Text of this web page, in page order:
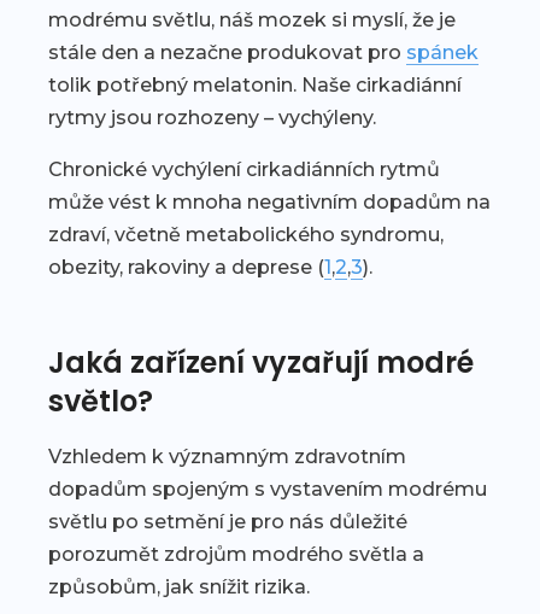
modrému světlu, náš mozek si myslí, že je
stále den a nezačne produkovat pro spánek
tolik potřebný melatonin. Naše cirkadiánní
rytmy jsou rozhozeny – vychýleny.
Chronické vychýlení cirkadiánních rytmů
může vést k mnoha negativním dopadům na
zdraví, včetně metabolického syndromu,
obezity, rakoviny a deprese (1,2,3).
Jaká zařízení vyzařují modré
světlo?
Vzhledem k významným zdravotním
dopadům spojeným s vystavením modrému
světlu po setmění je pro nás důležité
porozumět zdrojům modrého světla a
způsobům, jak snížit rizika.